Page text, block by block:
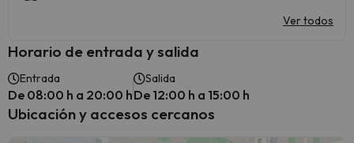
Ver todos
Horario de entrada y salida
Entrada
De 08:00 h a 20:00 h
Salida
De 12:00 h a 15:00 h
Ubicación y accesos cercanos